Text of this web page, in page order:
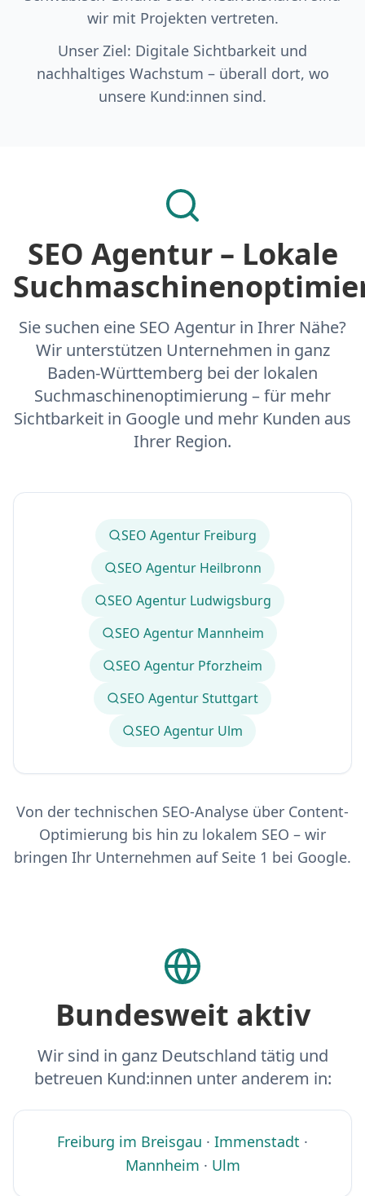
wir mit Projekten vertreten.
Unser Ziel: Digitale Sichtbarkeit und
nachhaltiges Wachstum – überall dort, wo
unsere Kund:innen sind.
SEO Agentur – Lokale
Sie suchen eine SEO Agentur in Ihrer Nähe?
Wir unterstützen Unternehmen in ganz
Baden-Württemberg bei der lokalen
Suchmaschinenoptimierung – für mehr
Sichtbarkeit in Google und mehr Kunden aus
Ihrer Region.
SEO Agentur Freiburg
SEO Agentur Heilbronn
SEO Agentur Ludwigsburg
SEO Agentur Mannheim
SEO Agentur Pforzheim
SEO Agentur Stuttgart
SEO Agentur Ulm
Von der technischen SEO-Analyse über Content-
Optimierung bis hin zu lokalem SEO – wir
bringen Ihr Unternehmen auf Seite 1 bei Google.
Bundesweit aktiv
Wir sind in ganz Deutschland tätig und
betreuen Kund:innen unter anderem in:
Freiburg im Breisgau · Immenstadt ·
Mannheim · Ulm